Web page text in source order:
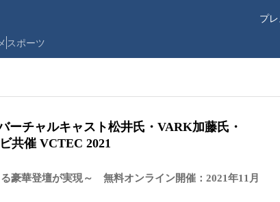
プ
スポーツ
チャルキャスト松井氏・VARK加藤氏・
共催 VCTEC 2021
豪華登壇が実現～ 無料オンライン開催：2021年11月